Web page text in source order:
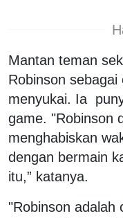
Mantan teman
Robinson
menyukai. Ia
game. "Robinson
menghabiskan
dengan bermain
itu,” katanya.
"Robinson adalah